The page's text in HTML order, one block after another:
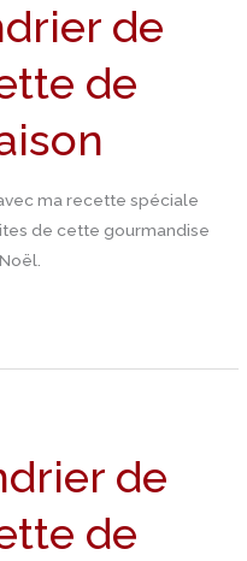
de
de
ma recette spéciale
de cette gourmandise
de
de